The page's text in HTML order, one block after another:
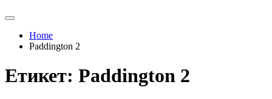
Home
Paddington 2
Етикет: Paddington 2